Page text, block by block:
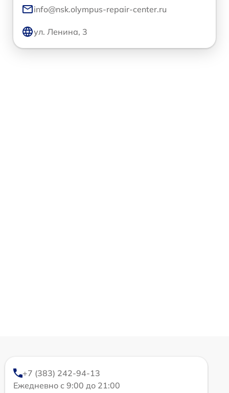
info@nsk.olympus-repair-center.ru
ул. Ленина, 3
+7 (383) 242-94-13
Ежедневно с 9:00 до 21:00